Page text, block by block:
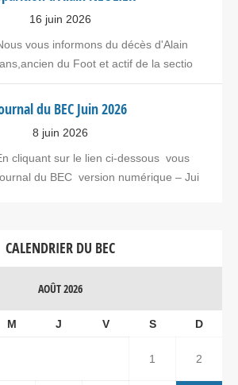
16 juin 2026
vous informons du décès d'Alain
du Foot et actif de la sectio
du BEC Juin 2026
8 juin 2026
cliquant sur le lien ci-dessous vous
du BEC version numérique – Jui
CALENDRIER DU BEC
AOÛT 2026
M J V S D
1 2